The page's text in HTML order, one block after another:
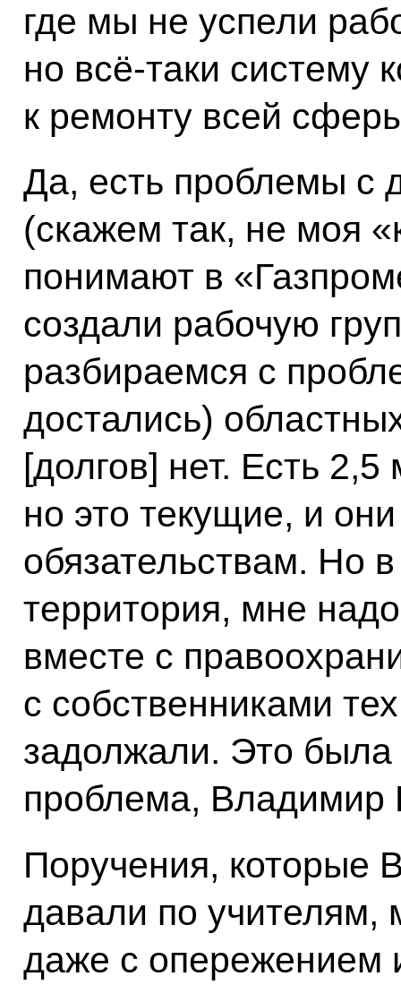
где мы не успели
но всё‑таки систему
к ремонту всей
Да, есть проблемы с
(скажем так, не моя
понимают в
создали рабочую
разбираемся с
достались)
[долгов] нет. Есть
но это текущие, и
обязательствам. Но
территория, мне
вместе с
с собственниками
задолжали. Это была
проблема, Владимир
Поручения, которые
давали по учителям,
даже с опережением